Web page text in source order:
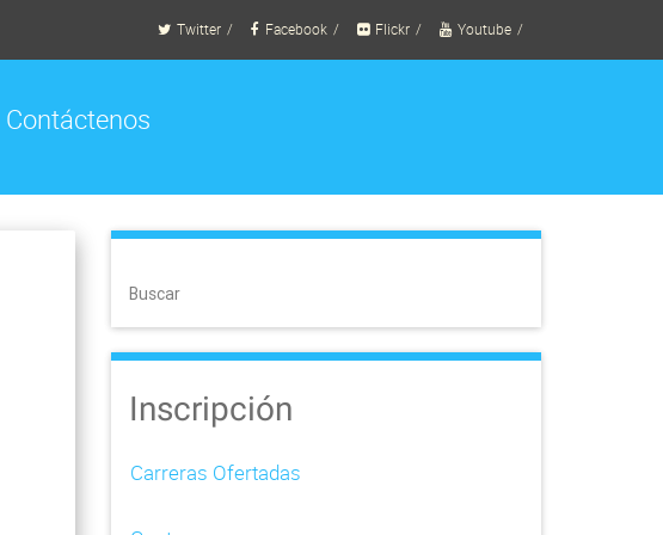
Twitter Facebook Flickr Youtube
Contáctenos
Buscar
Inscripción
Carreras Ofertadas